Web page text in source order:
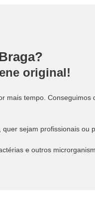
original!
mais tempo. Conseguimos
sejam profissionais ou
e outros